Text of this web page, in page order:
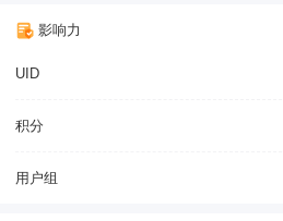
影响力
UID
积分
用户组